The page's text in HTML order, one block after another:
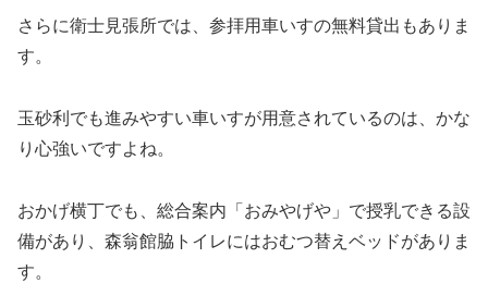
さらに衛士見張所では、参拝用車いすの無料貸出もありま
す。
玉砂利でも進みやすい車いすが用意されているのは、かな
り心強いですよね。
おかげ横丁でも、総合案内「おみやげや」で授乳できる設
備があり、森翁館脇トイレにはおむつ替えベッドがありま
す。